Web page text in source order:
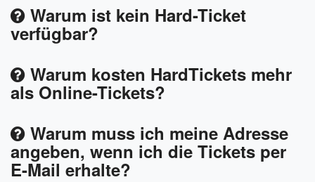
Warum ist kein Hard-Ticket
verfügbar?
Warum kosten HardTickets mehr
als Online-Tickets?
Warum muss ich meine Adresse
angeben, wenn ich die Tickets per
E-Mail erhalte?